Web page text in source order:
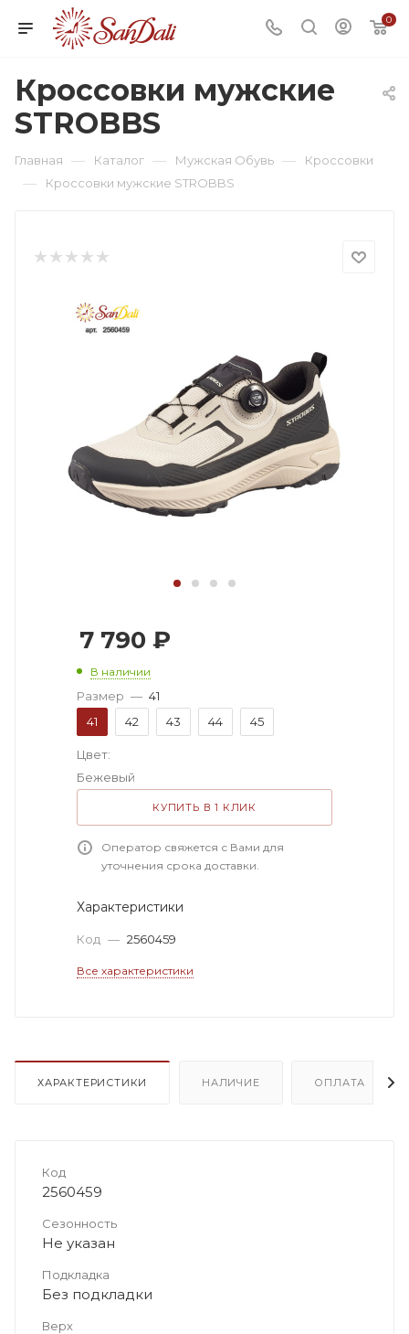
0
Кроссовки мужские
STROBBS
Главная — Каталог — Мужская Обувь — Кроссовки
— Кроссовки мужские STROBBS
7 790 ₽
В наличии
Размер — 41
41
42 43 44 45
Цвет:
Бежевый
КУПИТЬ В 1 КЛИК
Оператор свяжется с Вами для
уточнения срока доставки.
Характеристики
Код — 2560459
Все характеристики
ХАРАКТЕРИСТИКИ НАЛИЧИЕ ОПЛАТА
Код
2560459
Сезонность
Не указан
Подкладка
Без подкладки
Верх